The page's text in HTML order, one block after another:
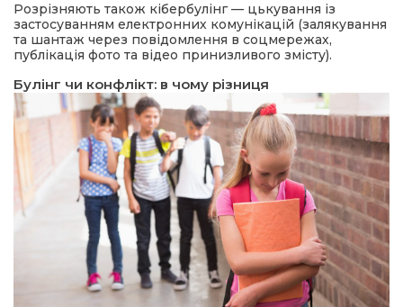
Розрізняють також кібербулінг — цькування із
застосуванням електронних комунікацій (залякування
та шантаж через повідомлення в соцмережах,
публікація фото та відео принизливого змісту).
Булінг чи конфлікт: в чому різниця